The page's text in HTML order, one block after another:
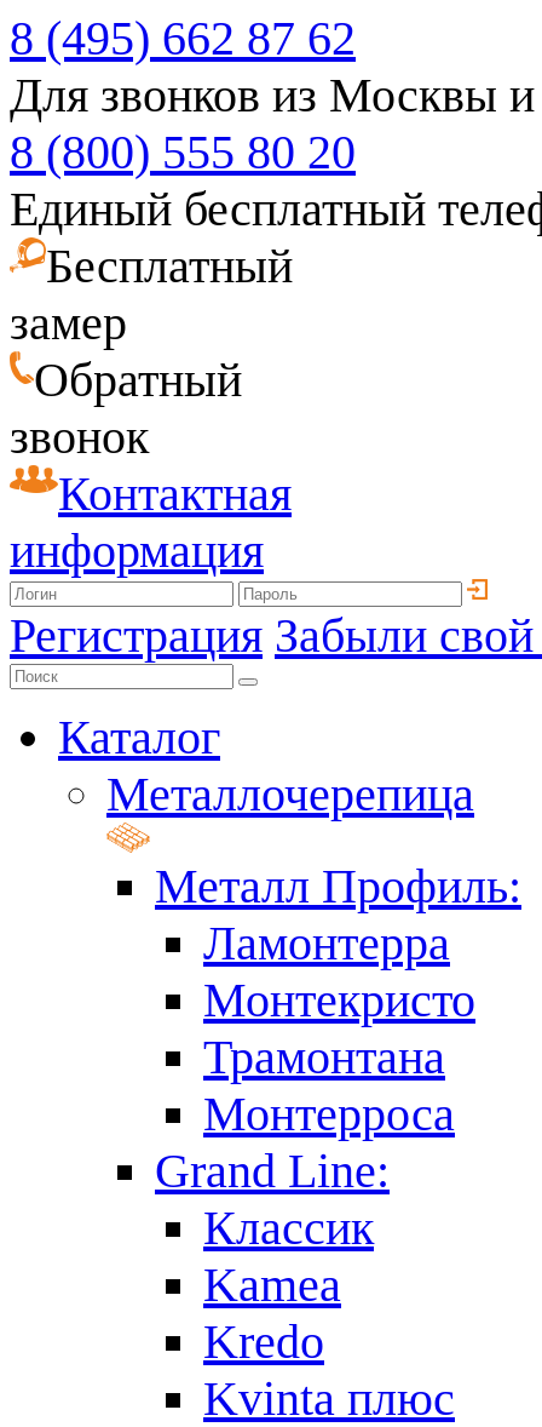
8 (495) 662 87 62
Для звонков из Москвы
8 (800) 555 80 20
Единый бесплатный
Бесплатный
замер
Обратный
звонок
Контактная
информация
Регистрация Забыли
Каталог
Металлочерепица
Металл Профиль:
Ламонтерра
Монтекристо
Трамонтана
Монтерроса
Grand Line:
Классик
Kamea
Kredo
Kvinta плюс